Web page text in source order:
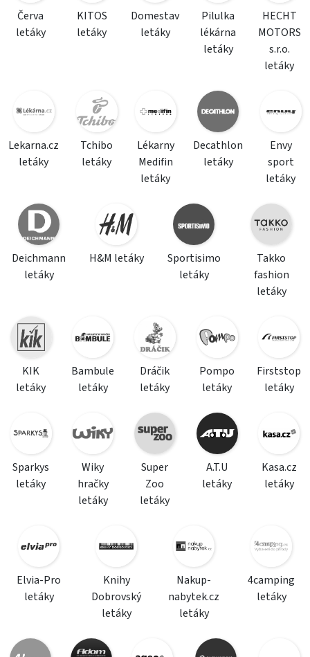
Červa
letáky
KITOS
letáky
Domestav
letáky
Pilulka
lékárna
letáky
HECHT
MOTORS
s.r.o.
letáky
Lekarna.cz
letáky
Tchibo
letáky
Lékarny
Medifin
letáky
Decathlon
letáky
Envy
sport
letáky
Deichmann
letáky
H&M letáky
Sportisimo
letáky
Takko
fashion
letáky
KIK
letáky
Bambule
letáky
Dráčik
letáky
Pompo
letáky
Firststop
letáky
Sparkys
letáky
Wiky
hračky
letáky
Super
Zoo
letáky
A.T.U
letáky
Kasa.cz
letáky
Elvia-Pro
letáky
Knihy
Dobrovský
letáky
Nakup-
nabytek.cz
letáky
4camping
letáky